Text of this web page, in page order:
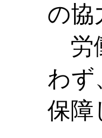
の協
労
わず
保障